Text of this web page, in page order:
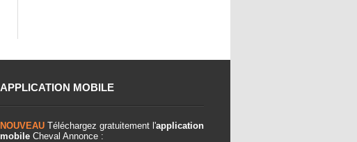
APPLICATION MOBILE
NOUVEAU Téléchargez gratuitement l'application
mobile Cheval Annonce :